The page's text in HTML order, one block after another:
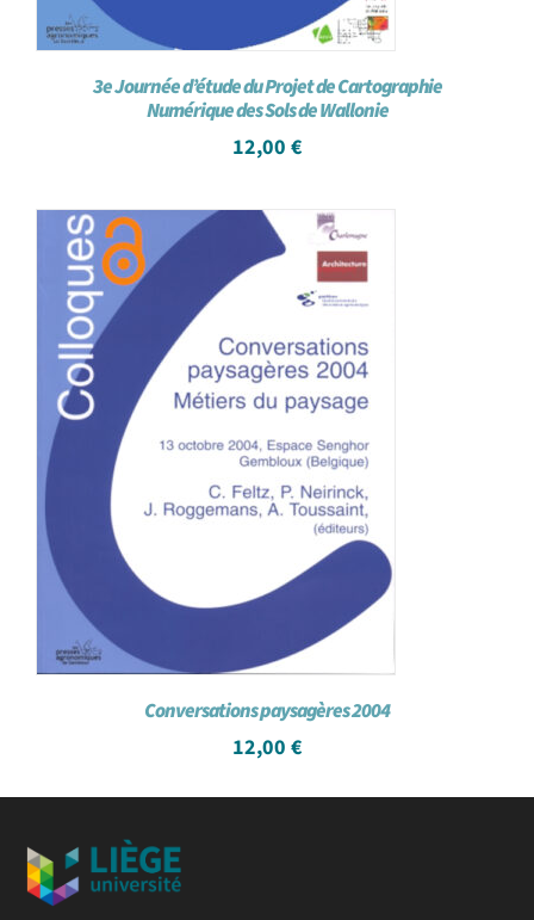
3e Journée d’étude du Projet de Cartographie
Numérique des Sols de Wallonie
12,00 €
Conversations paysagères 2004
12,00 €